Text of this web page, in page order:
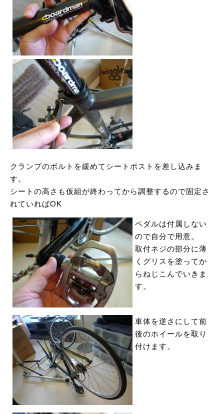
クランプのボルトを緩めてシートポストを差し込みま
す。
シートの高さも仮組が終わってから調整するので固定さ
れていればOK
ペダルは付属しない
ので自分で用意。
取付ネジの部分に薄
くグリスを塗ってか
らねじこんでいきま
す。
車体を逆さにして前
後のホイールを取り
付けます。